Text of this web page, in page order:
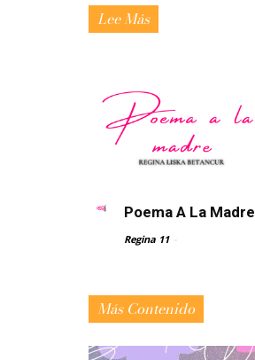
Lee Más
Poema A La Madre
Regina 11
Más Contenido